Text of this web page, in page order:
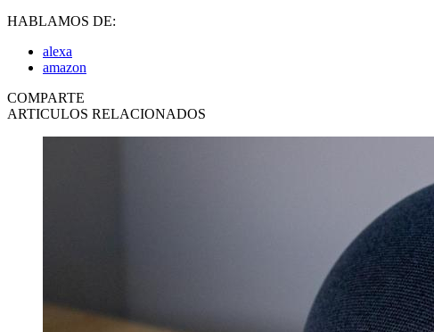
HABLAMOS DE:
alexa
amazon
COMPARTE
ARTICULOS RELACIONADOS